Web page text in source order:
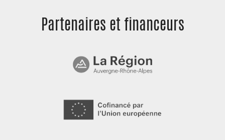
Partenaires et financeurs